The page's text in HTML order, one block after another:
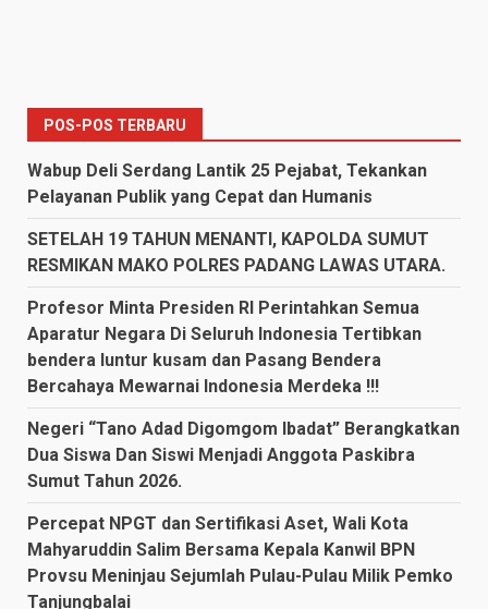
POS-POS TERBARU
Wabup Deli Serdang Lantik 25 Pejabat, Tekankan
Pelayanan Publik yang Cepat dan Humanis
SETELAH 19 TAHUN MENANTI, KAPOLDA SUMUT
RESMIKAN MAKO POLRES PADANG LAWAS UTARA.
Profesor Minta Presiden RI Perintahkan Semua
Aparatur Negara Di Seluruh Indonesia Tertibkan
bendera luntur kusam dan Pasang Bendera
Bercahaya Mewarnai Indonesia Merdeka !!!
Negeri “Tano Adad Digomgom Ibadat” Berangkatkan
Dua Siswa Dan Siswi Menjadi Anggota Paskibra
Sumut Tahun 2026.
Percepat NPGT dan Sertifikasi Aset, Wali Kota
Mahyaruddin Salim Bersama Kepala Kanwil BPN
Provsu Meninjau Sejumlah Pulau-Pulau Milik Pemko
Tanjungbalai